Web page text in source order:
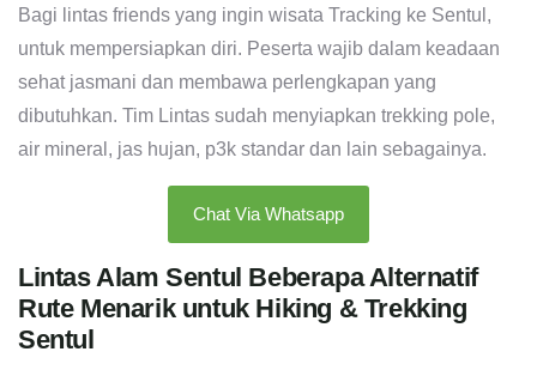
Bagi lintas friends yang ingin wisata Tracking ke Sentul,
untuk mempersiapkan diri. Peserta wajib dalam keadaan
sehat jasmani dan membawa perlengkapan yang
dibutuhkan. Tim Lintas sudah menyiapkan trekking pole,
air mineral, jas hujan, p3k standar dan lain sebagainya.
Chat Via Whatsapp
Lintas Alam Sentul Beberapa Alternatif
Rute Menarik untuk Hiking & Trekking
Sentul